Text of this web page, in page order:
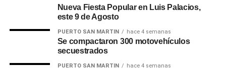
local Éverson.
Pero en apenas cuatro minutos, Mineiro hizo muy buen
trabajo y se quedó con una goleada. Primero Gustavo
Scarpa le puso un gran pase a Deyverson para su doblete,
y, tras un error en un lateral, Paulinho convirtió el 3-0 ante
Nueva Fiesta Popular en Luis Palacios,
este 9 de Agosto
PUERTO SAN MARTIN hace 4 semanas
Se compactaron 300 motovehículos
secuestrados
PUERTO SAN MARTIN hace 4 semanas